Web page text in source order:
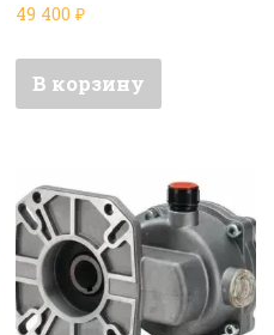
49 400₽
В корзину